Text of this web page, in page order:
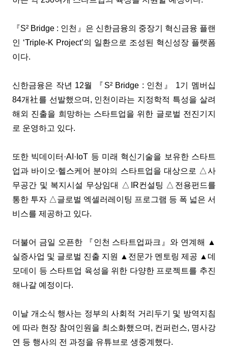
『S² Bridge : 인천』은 신한금융의 중장기 혁신금융 플랜
인 ‘Triple-K Project’의 일환으로 조성된 혁신성장 플랫폼
이다.
신한금융은 작년 12월 『S² Bridge : 인천』 1기 멤버십
84개社를 선발했으며, 인천이라는 지정학적 특성을 살려
해외 진출을 희망하는 스타트업을 위한 글로벌 전진기지
로 운영하고 있다.
또한 빅데이터·AI·IoT 등 미래 혁신기술을 보유한 스타트
업과 바이오·헬스케어 분야의 스타트업을 대상으로 △사
무공간 및 복지시설 무상임대 △IR컨설팅 △전용펀드를
통한 투자 △글로벌 엑셀러레이팅 프로그램 등 폭 넓은 서
비스를 제공하고 있다.
더불어 금일 오픈한 『인천 스타트업파크』와 연계해 ▲
실증사업 및 글로벌 진출 지원 ▲전문가 멘토링 제공 ▲데
모데이 등 스타트업 육성을 위한 다양한 프로젝트를 추진
해나갈 예정이다.
이날 개소식 행사는 정부의 사회적 거리두기 및 방역지침
에 따라 현장 참여인원을 최소화했으며, 컨퍼런스, 명사강
연 등 행사의 전 과정을 유튜브로 생중계했다.